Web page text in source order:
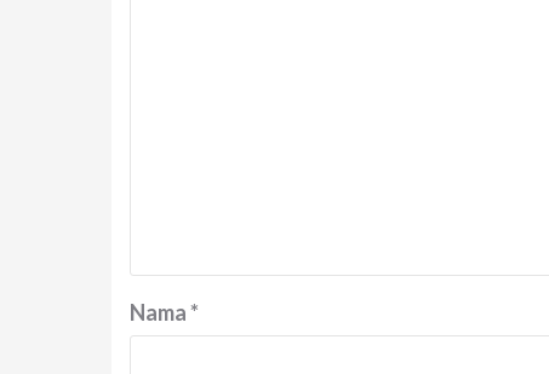
Nama*